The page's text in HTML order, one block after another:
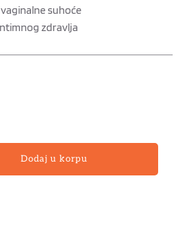
suhoće
zdravlja
Dodaj u korpu